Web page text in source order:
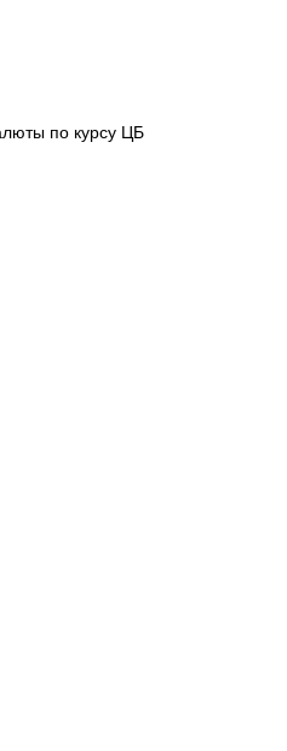
по курсу ЦБ